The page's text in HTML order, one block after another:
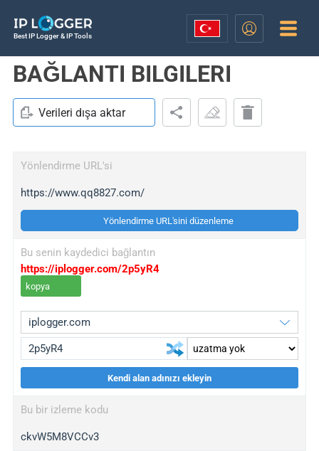
Best IP Logger & IP Tools
BAĞLANTI BILGILERI
Verileri dışa aktar
Yönlendirme URL'si
https://www.qq8827.com/
Yönlendirme URL'sini düzenleme
Bu senin kaydedici bağlantın
https://iplogger.com/2p5yR4
kopya
wl.gl
ed.tc
Kendi alan adınızı ekleyin
Bu bir izleme kodu
ckvW5M8VCCv3